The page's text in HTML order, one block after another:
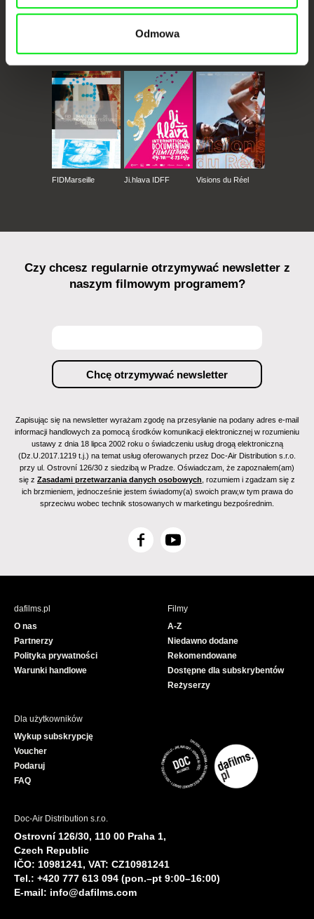
Odmowa
FIDMarseille Ji.hlava IDFF Visions du Réel
Czy chcesz regularnie otrzymywać newsletter z
naszym filmowym programem?
Zapisując się na newsletter wyrażam zgodę na przesyłanie na podany adres e-mail
informacji handlowych za pomocą środków komunikacji elektronicznej w rozumieniu
ustawy z dnia 18 lipca 2002 roku o świadczeniu usług drogą elektroniczną
(Dz.U.2017.1219 t.j.) na temat usług oferowanych przez Doc-Air Distribution s.r.o.
przy ul. Ostrovní 126/30 z siedzibą w Pradze. Oświadczam, że zapoznałem(am)
się z Zasadami przetwarzania danych osobowych , rozumiem i zgadzam się z
ich brzmieniem, jednocześnie jestem świadomy(a) swoich praw,w tym prawa do
sprzeciwu wobec technik stosowanych w marketingu bezpośrednim.
F
c
Y
u
e
dafilms.pl
O nas
Partnerzy
Polityka prywatności
Warunki handlowe
Filmy
A-Z
Niedawno dodane
Rekomendowane
Dostępne dla subskrybentów
Reżyserzy
Dla użytkowników
Wykup subskrypcję
Voucher
Podaruj
FAQ
Doc-Air Distribution s.r.o.
Ostrovní 126/30, 110 00 Praha 1,
Czech Republic
IČO: 10981241, VAT: CZ10981241
Tel.: +420 777 613 094 (pon.–pt 9:00–16:00)
E-mail: info@dafilms.com